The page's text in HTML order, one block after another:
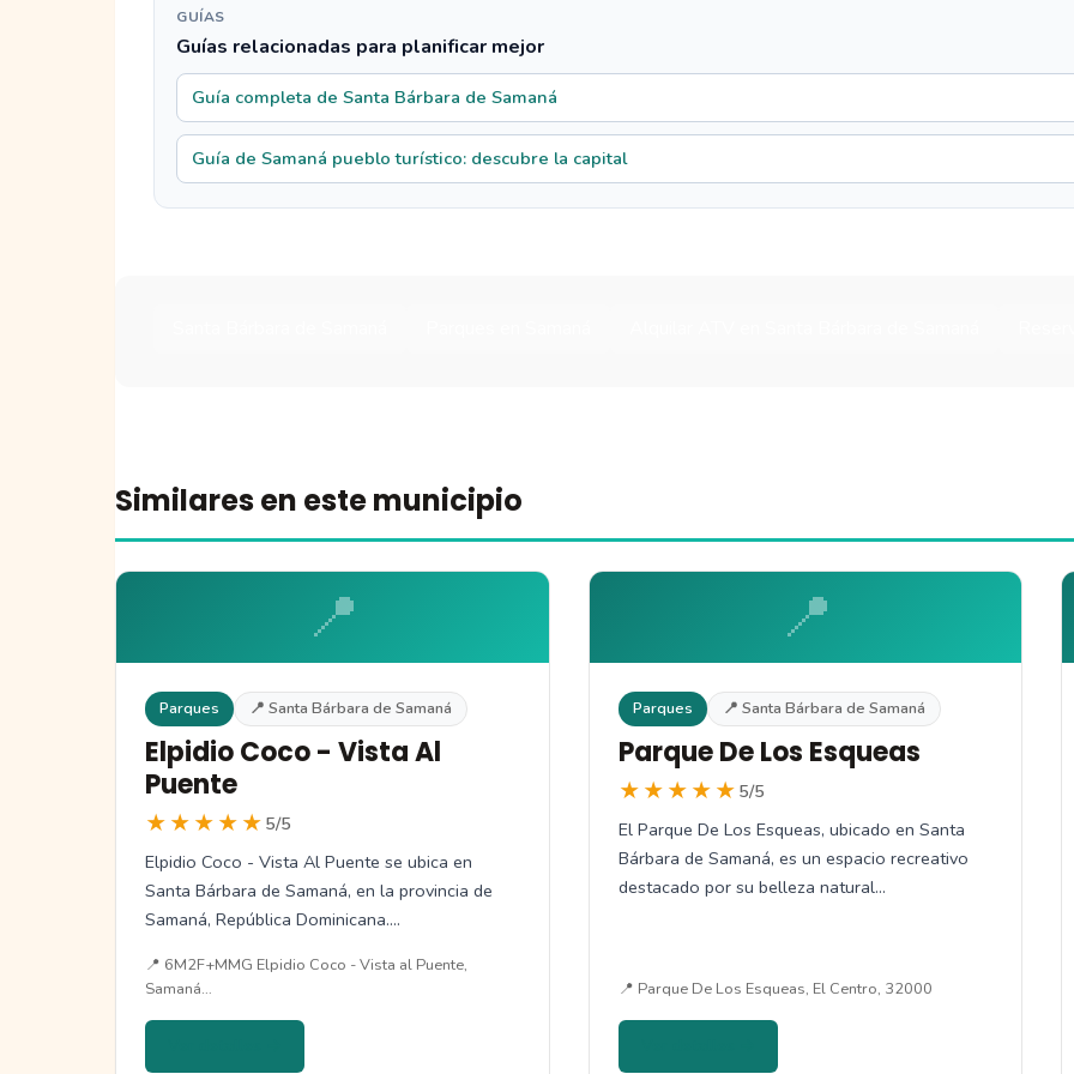
GUÍAS
Guías relacionadas para planificar mejor
Guía completa de Santa Bárbara de Samaná
Guía de Samaná pueblo turístico: descubre la capital
Similares en este municipio
📍
Parques 📍 Santa Bárbara de Samaná
Elpidio Coco - Vista Al
Puente
★★★★★ 5/5
Elpidio Coco - Vista Al Puente se ubica en
Santa Bárbara de Samaná, en la provincia de
Samaná, República Dominicana.…
📍 6M2F+MMG Elpidio Coco - Vista al Puente,
Samaná…
📍
Parques 📍 Santa Bárbara de Samaná
Parque De Los Esqueas
★★★★★ 5/5
El Parque De Los Esqueas, ubicado en Santa
Bárbara de Samaná, es un espacio recreativo
destacado por su belleza natural…
📍 Parque De Los Esqueas, El Centro, 32000